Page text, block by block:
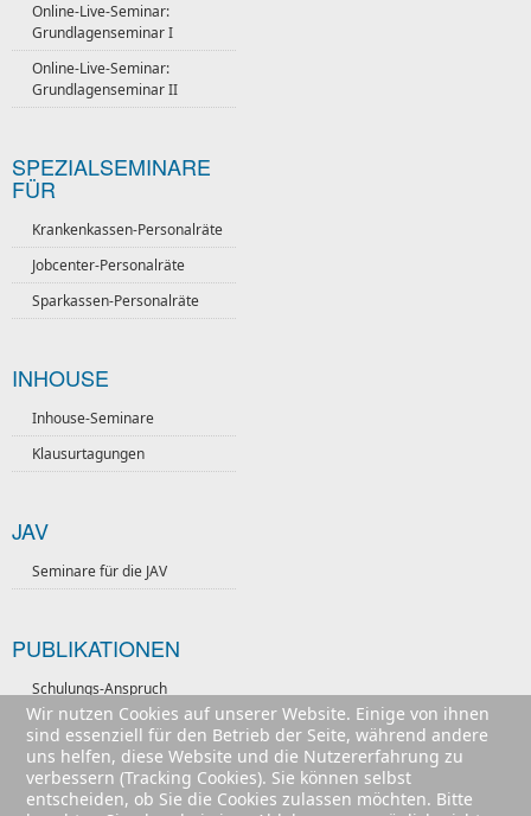
Online-Live-Seminar:
Grundlagenseminar I
Online-Live-Seminar:
Grundlagenseminar II
SPEZIALSEMINARE
FÜR
Krankenkassen-Personalräte
Jobcenter-Personalräte
Sparkassen-Personalräte
INHOUSE
Inhouse-Seminare
Klausurtagungen
JAV
Seminare für die JAV
PUBLIKATIONEN
Schulungs-Anspruch
Verselbstständigung nach § 7
BPersVG
Wir nutzen Cookies auf unserer Website. Einige von ihnen
sind essenziell für den Betrieb der Seite, während andere
uns helfen, diese Website und die Nutzererfahrung zu
verbessern (Tracking Cookies). Sie können selbst
entscheiden, ob Sie die Cookies zulassen möchten. Bitte